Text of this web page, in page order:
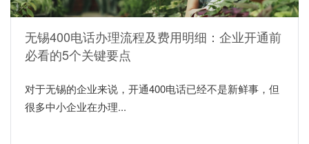
无锡400电话办理流程及费用明细：企业开通前
必看的5个关键要点
对于无锡的企业来说，开通400电话已经不是新鲜事，但
很多中小企业在办理...